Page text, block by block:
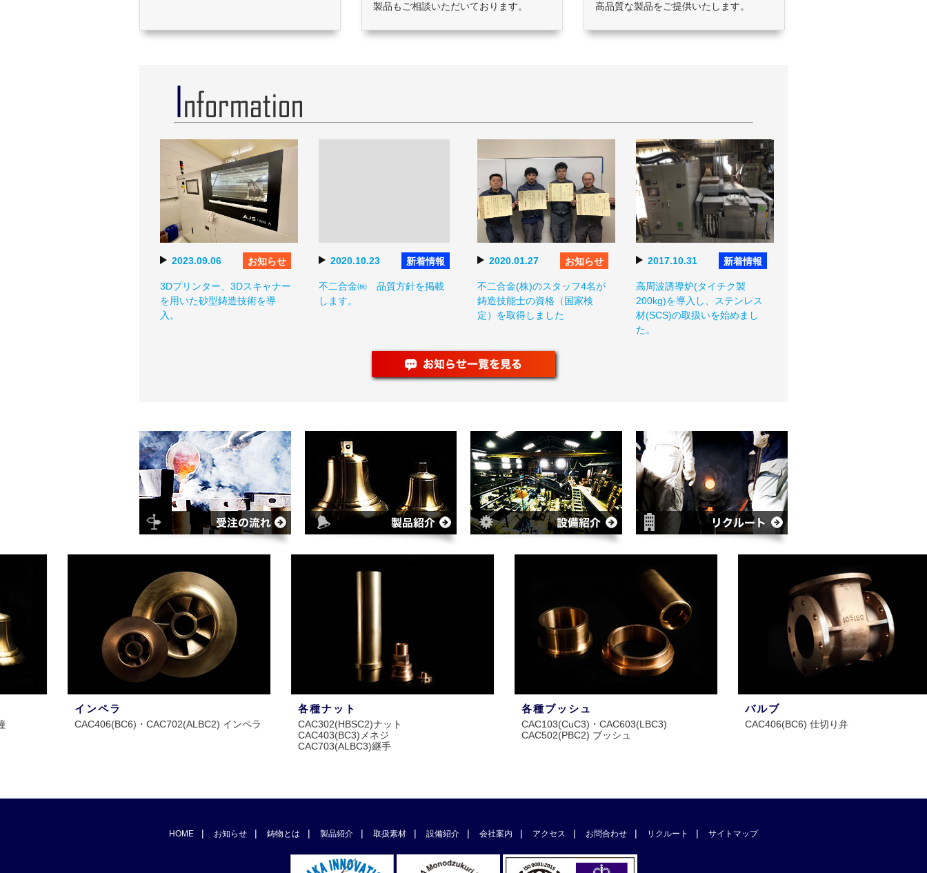
製品もご相談いただいております。
高品質な製品をご提供いたします。
2023.09.06 お知らせ
3Dプリンター、3Dスキャナー
を用いた砂型鋳造技術を導
入。
2020.10.23 新着情報
不二合金㈱ 品質方針を掲載
します。
2020.01.27 お知らせ
不二合金(株)のスタッフ4名が
鋳造技能士の資格（国家検
定）を取得しました
2017.10.31 新着情報
高周波誘導炉(タイチク製
200kg)を導入し、ステンレス
材(SCS)の取扱いを始めまし
た。
CAC406(BC6)・CAC702(ALBC2) インペラ
各種ナット
CAC302(HBSC2)ナット
CAC403(BC3)メネジ
CAC703(ALBC3)継手
各種ブッシュ
CAC103(CuC3)・CAC603(LBC3)
CAC502(PBC2) ブッシュ
CAC406(BC6) 仕切り弁
HOME お知らせ 鋳物とは 製品紹介 取扱素材 設備紹介 会社案内 アクセス お問合わせ リクルート サイトマップ